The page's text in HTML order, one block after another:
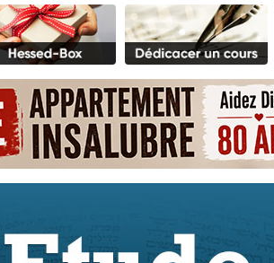
3 personnes viennent de faire un don pour
Il reste 49 places pour étudier en groupe sur
2 personnes viennent de nous rejoindre sur
29 personnes viennent de demander une bénédiction
Il reste 49 places pour étudier en groupe sur
2 personnes viennent de nous rejoindre sur
6 personnes viennent de nous rejoindre sur
17 personnes viennent de demander une bénédiction